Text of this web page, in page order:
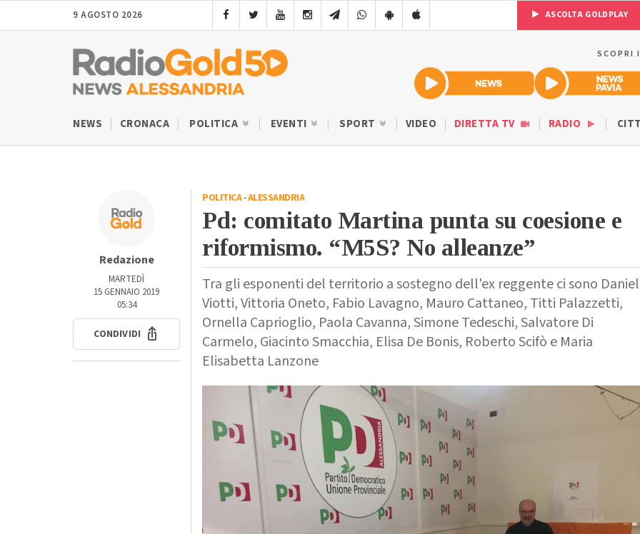
9 AGOSTO 2026 ASCOLTA GOLDPLAY
SCOPRI
NEWS CRONACA POLITICA EVENTI SPORT VIDEO DIRETTA TV RADIO
Redazione
MARTEDÌ
15 GENNAIO 2019
05:34
CONDIVIDI
POLITICA-ALESSANDRIA
Pd: comitato Martina punta su coesione e
riformismo. “M5S? No alleanze”
Tra gli esponenti del territorio a sostegno dell'ex reggente ci sono
Viotti, Vittoria Oneto, Fabio Lavagno, Mauro Cattaneo, Titti Palazzetti,
Ornella Caprioglio, Paola Cavanna, Simone Tedeschi, Salvatore Di
Carmelo, Giacinto Smacchia, Elisa De Bonis, Roberto Scifò e Maria
Elisabetta Lanzone